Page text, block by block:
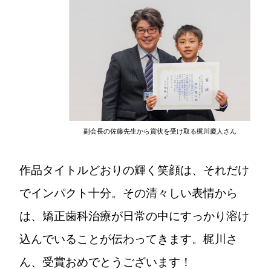
副会長の佐藤先生から賞状を受け取る梶川慶人さん
作品タイトルどおりの輝く笑顔は、それだけ
でインパクト十分。その清々しい表情から
は、矯正歯科治療が日常の中にすっかり溶け
込んでいることが伝わってきます。梶川さ
ん、受賞おめでとうございます！